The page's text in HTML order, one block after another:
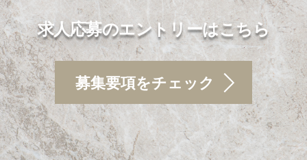
求人応募のエントリーはこちら
募集要項をチェック